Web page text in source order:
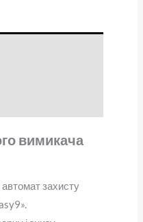
вимикача
захисту